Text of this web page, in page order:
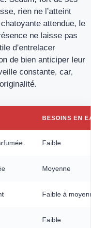
rien ne l’atteint
attendue, le
ne laisse pas
d’entrelacer
de bien anticiper leur
constante, car,
BESOINS EN
Faible
Moyenne
Faible à
Faible